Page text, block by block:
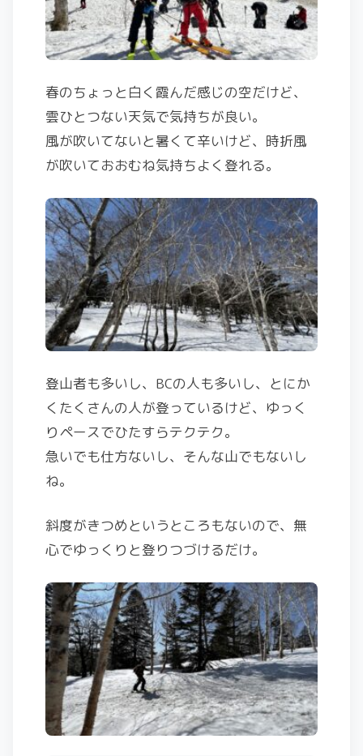
春のちょっと白く霞んだ感じの空だけど、
雲ひとつない天気で気持ちが良い。
風が吹いてないと暑くて辛いけど、時折風
が吹いておおむね気持ちよく登れる。
登山者も多いし、BCの人も多いし、とにか
くたくさんの人が登っているけど、ゆっく
りペースでひたすらテクテク。
急いでも仕方ないし、そんな山でもないし
ね。
斜度がきつめというところもないので、無
心でゆっくりと登りつづけるだけ。